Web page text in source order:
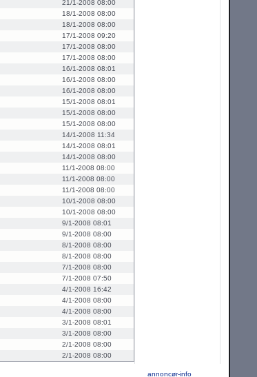
21/1-2008 08:00
18/1-2008 08:00
18/1-2008 08:00
17/1-2008 09:20
17/1-2008 08:00
17/1-2008 08:00
16/1-2008 08:01
16/1-2008 08:00
16/1-2008 08:00
15/1-2008 08:01
15/1-2008 08:00
15/1-2008 08:00
14/1-2008 11:34
14/1-2008 08:01
14/1-2008 08:00
11/1-2008 08:00
11/1-2008 08:00
11/1-2008 08:00
10/1-2008 08:00
10/1-2008 08:00
9/1-2008 08:01
9/1-2008 08:00
8/1-2008 08:00
8/1-2008 08:00
7/1-2008 08:00
7/1-2008 07:50
4/1-2008 16:42
4/1-2008 08:00
4/1-2008 08:00
3/1-2008 08:01
3/1-2008 08:00
2/1-2008 08:00
2/1-2008 08:00
annoncør-info